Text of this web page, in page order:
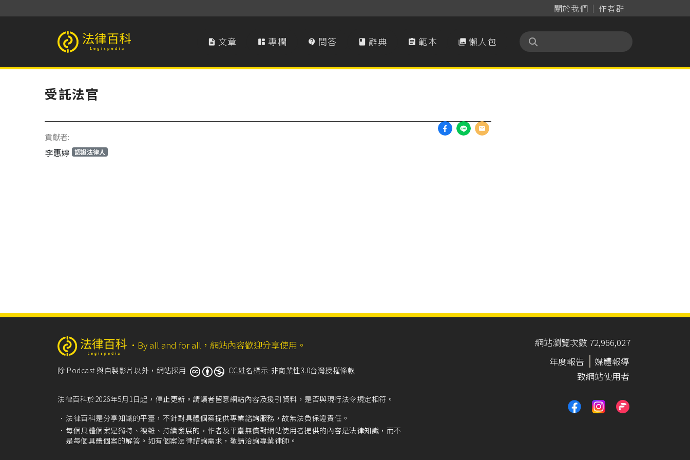
關於我們 作者群
法律百科 Legispedia  文章  專欄  問答  辭典  範本  懶人包
受託法官
貢獻者:
李惠婷 認證法律人
‧ By all and for all，網站內容歡迎分享使用。
除 Podcast 與自製影片以外，網站採用 CC姓名標示-非商業性3.0台灣授權條款
法律百科於2026年5月1日起，停止更新。請讀者留意網站內容及援引資料，是否與現行法令規定相符。
法律百科是分享知識的平臺，不針對具體個案提供專業諮詢服務，故無法負保證責任。
每個具體個案是獨特、複雜、持續發展的，作者及平臺無償對網站使用者提供的內容是法律知識，而不
是每個具體個案的解答。如有個案法律諮詢需求，敬請洽詢專業律師。
網站瀏覽次數 72,966,027
年度報告
媒體報導
致網站使用者